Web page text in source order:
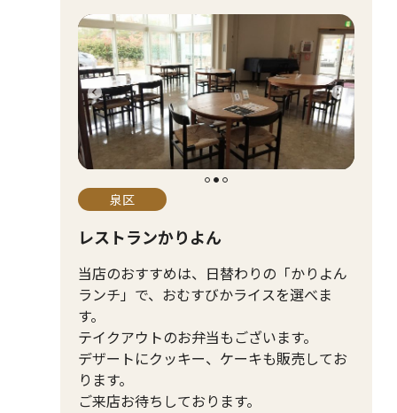
泉区
レストランかりよん
当店のおすすめは、日替わりの「かりよん
ランチ」で、おむすびかライスを選べま
す。
テイクアウトのお弁当もございます。
デザートにクッキー、ケーキも販売してお
ります。
ご来店お待ちしております。